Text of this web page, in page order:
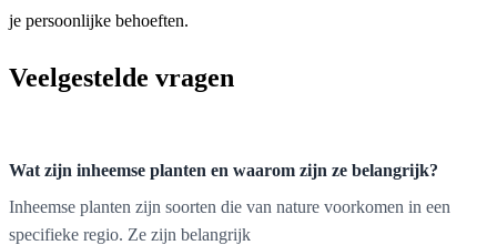
je persoonlijke behoeften.
Veelgestelde vragen
Wat zijn inheemse planten en waarom zijn ze belangrijk?
Inheemse planten zijn soorten die van nature voorkomen in een
specifieke regio. Ze zijn belangrijk